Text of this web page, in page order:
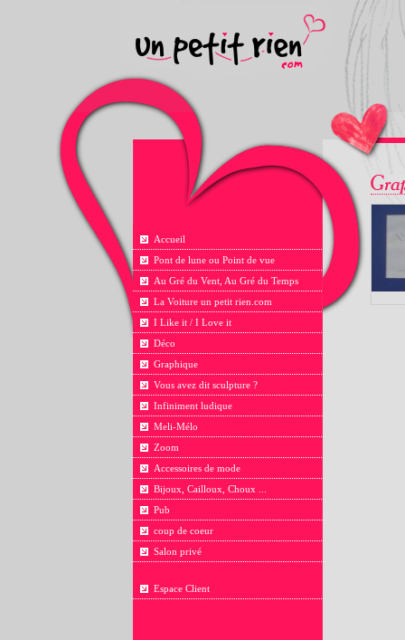
Accueil
Pont de lune ou Point de vue
Au Gré du Vent, Au Gré du Temps
La Voiture un petit rien.com
I Like it / I Love it
Déco
Graphique
Vous avez dit sculpture ?
Infiniment ludique
Meli-Mélo
Zoom
Accessoires de mode
Bijoux, Cailloux, Choux ...
Pub
coup de coeur
Salon privé
Espace Client